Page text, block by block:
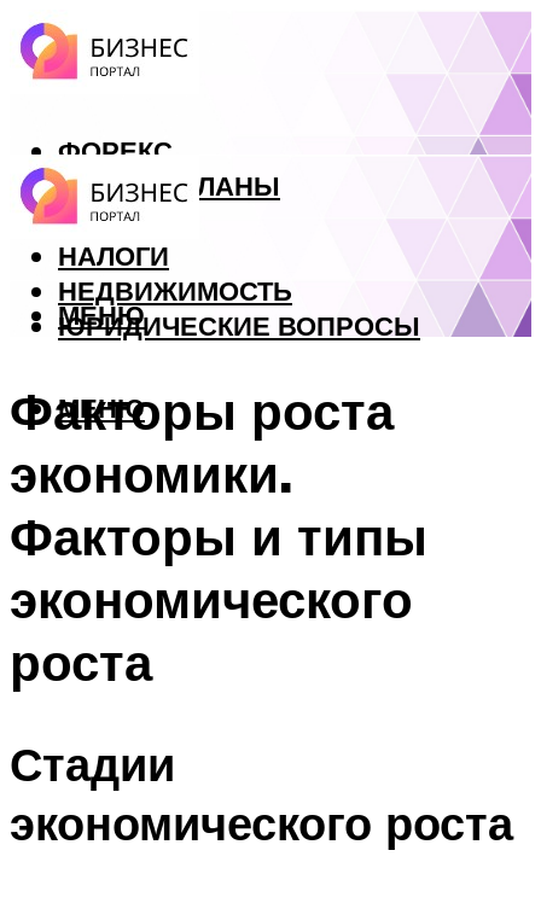
ФОРЕКС
БИЗНЕС ПЛАНЫ
КРЕДИТЫ
НАЛОГИ
НЕДВИЖИМОСТЬ
ЮРИДИЧЕСКИЕ ВОПРОСЫ
МЕНЮ
МЕНЮ
Факторы роста
экономики.
Факторы и типы
экономического
роста
Стадии
экономического роста